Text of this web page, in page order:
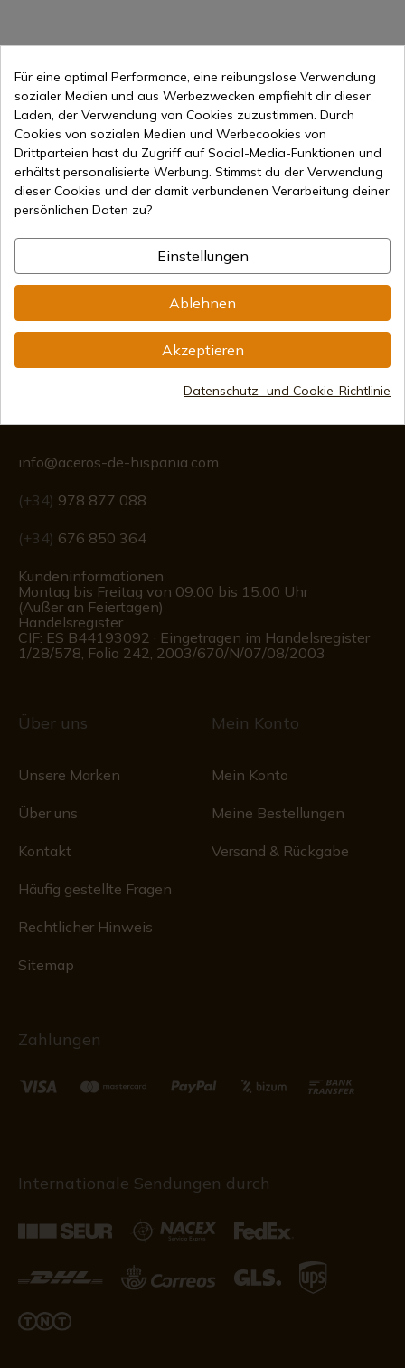
75,00 € In den Warenkorb
Online-Verkauf seit 1998
Sichere Zahlungsmethoden
Internationaler Versand
info@aceros-de-hispania.com
(+34) 978 877 088
(+34) 676 850 364
Kundeninformationen
Montag bis Freitag von 09:00 bis 15:00 Uhr
(Außer an Feiertagen)
Handelsregister
CIF: ES B44193092 · Eingetragen im Handelsregister
1/28/578, Folio 242, 2003/670/N/07/08/2003
Über uns
Unsere Marken
Über uns
Kontakt
Häufig gestellte Fragen
Rechtlicher Hinweis
Sitemap
Mein Konto
Mein Konto
Meine Bestellungen
Versand & Rückgabe
Zahlungen
Internationale Sendungen durch
Für eine optimal Performance, eine reibungslose Verwendung
sozialer Medien und aus Werbezwecken empfiehlt dir dieser
Laden, der Verwendung von Cookies zuzustimmen. Durch
Cookies von sozialen Medien und Werbecookies von
Drittparteien hast du Zugriff auf Social-Media-Funktionen und
erhältst personalisierte Werbung. Stimmst du der Verwendung
dieser Cookies und der damit verbundenen Verarbeitung deiner
persönlichen Daten zu?
Einstellungen
Ablehnen
Akzeptieren
Datenschutz- und Cookie-Richtlinie